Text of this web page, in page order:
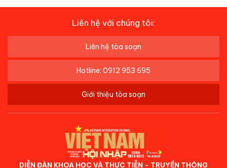
Liên hệ với chúng tôi:
Liên hệ tòa soạn
Hotline: 0912 953 695
Giới thiệu tòa soạn
DIỄN ĐÀN KHOA HỌC VÀ THỰC TIỄN - TRUYỀN THÔNG